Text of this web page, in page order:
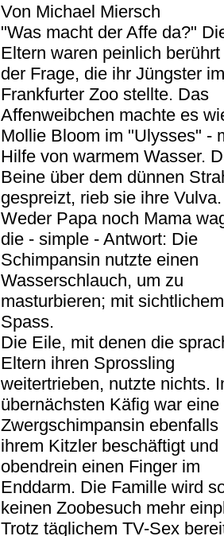
Von Michael Miersch
"Was macht der Affe da?"
Eltern waren peinlich
der Frage, die ihr Jüngster im
Frankfurter Zoo stellte. Das
Affenweibchen machte es
Mollie Bloom im "Ulysses" -
Hilfe von warmem Wasser.
Beine über dem dünnen
gespreizt, rieb sie ihre Vulva.
Weder Papa noch Mama
die - simple - Antwort: Die
Schimpansin nutzte einen
Wasserschlauch, um zu
masturbieren; mit sichtlichem
Spass.
Die Eile, mit denen die
Eltern ihren Sprossling
weitertrieben, nutzte nichts.
übernächsten Käfig war eine
Zwergschimpansin ebenfalls
ihrem Kitzler beschäftigt und
obendrein einen Finger im
Enddarm. Die Famille wird
keinen Zoobesuch mehr
Trotz täglichem TV-Sex